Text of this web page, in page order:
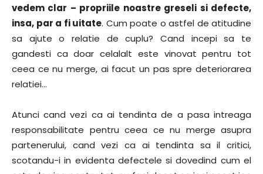
vedem clar – propriile noastre greseli si defecte,
insa, par a fi uitate. Cum poate o astfel de atitudine
sa ajute o relatie de cuplu? Cand incepi sa te
gandesti ca doar celalalt este vinovat pentru tot
ceea ce nu merge, ai facut un pas spre deteriorarea
relatiei…
Atunci cand vezi ca ai tendinta de a pasa intreaga
responsabilitate pentru ceea ce nu merge asupra
partenerului, cand vezi ca ai tendinta sa il critici,
scotandu-i in evidenta defectele si dovedind cum el